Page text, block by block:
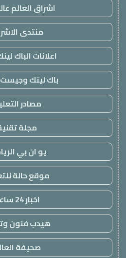
اشراق العالم
منتدى
اعلانات الباك لينك
باك لينك
مصادر
مجلة
يو ان بي
موقع حالة
اخبار 24 ساعة
هيدب فنون
صحيفة